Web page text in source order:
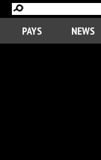
PAYS NEWS